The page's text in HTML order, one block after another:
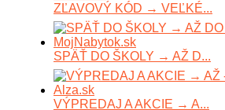
ZĽAVOVÝ KÓD → VEĽKÉ...
SPÄŤ DO ŠKOLY → AŽ D...
VÝPREDAJ A AKCIE → A...